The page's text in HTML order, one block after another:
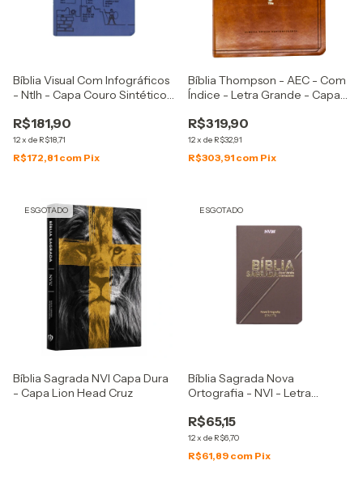
Bíblia Visual Com Infográficos
- Ntlh - Capa Couro Sintético -
R$181,90
12x de R$18,71
R$172,81 com Pix
Bíblia Thompson - AEC - Com
Índice - Letra Grande - Capa
R$319,90
12x de R$32,91
R$303,91 com Pix
ESGOTADO
Bíblia Sagrada NVI Capa Dura
- Capa Lion Head Cruz
ESGOTADO
Bíblia Sagrada Nova
Ortografia - NVI - Letra
Marrom
R$65,15
12x de R$6,70
R$61,89 com Pix